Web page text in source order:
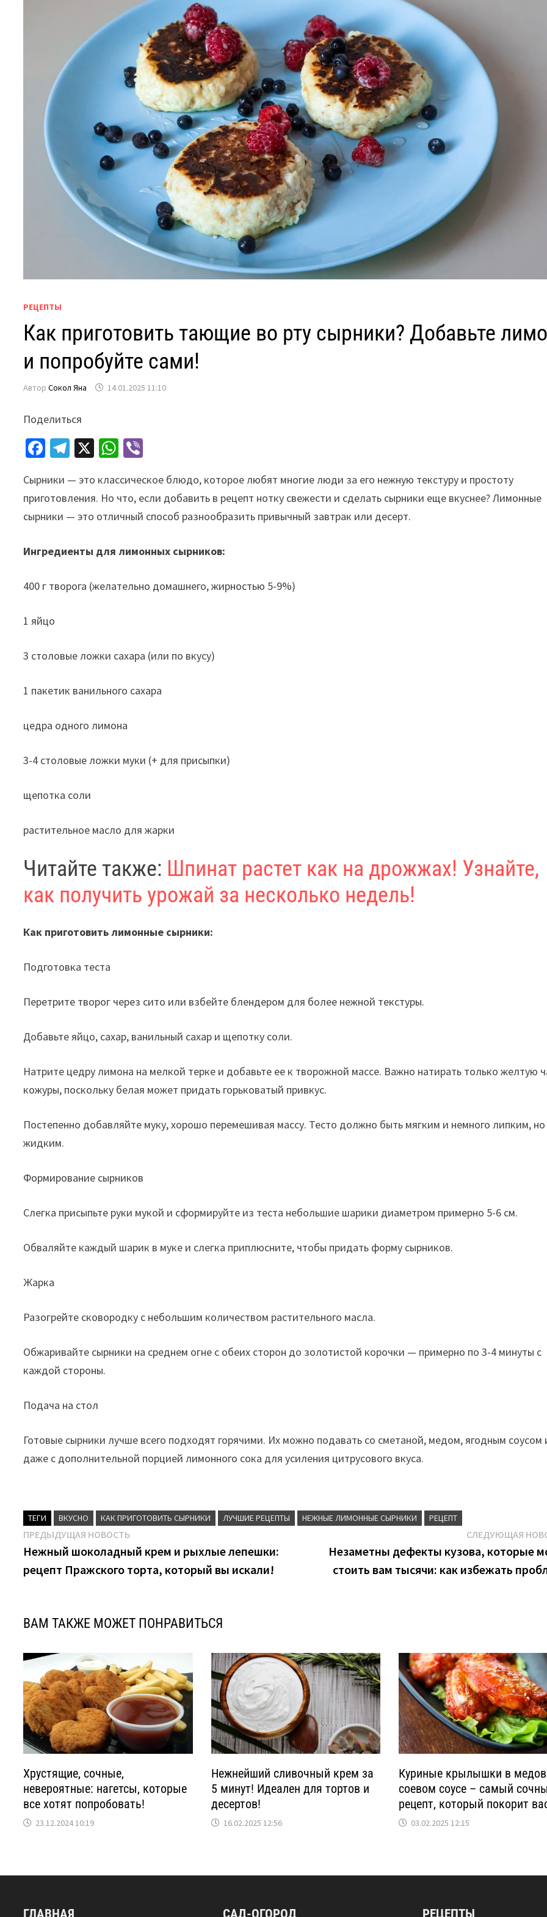
РЕЦЕПТЫ
Как приготовить тающие во рту сырники? Добавьте
и попробуйте сами!
АвторСокол Яна 14.01.2025 11:10
Поделиться
Fa
b
o
o
k
Te
gr
a
m
X
W
at
sA
p
p
er
Сырники — это классическое блюдо, которое любят многие люди за его нежную текстуру и простоту
приготовления. Но что, если добавить в рецепт нотку свежести и сделать сырники еще вкуснее? Лимонные
сырники — это отличный способ разнообразить привычный завтрак или десерт.
Ингредиенты для лимонных сырников:
400 г творога (желательно домашнего, жирностью 5-9%)
1 яйцо
3 столовые ложки сахара (или по вкусу)
1 пакетик ванильного сахара
цедра одного лимона
3-4 столовые ложки муки (+ для присыпки)
щепотка соли
растительное масло для жарки
Читайте также: Шпинат растет как на дрожжах! Узнайте,
как получить урожай за несколько недель!
Как приготовить лимонные сырники:
Подготовка теста
Перетрите творог через сито или взбейте блендером для более нежной текстуры.
Добавьте яйцо, сахар, ванильный сахар и щепотку соли.
Натрите цедру лимона на мелкой терке и добавьте ее к творожной массе. Важно натирать только желтую
кожуры, поскольку белая может придать горьковатый привкус.
Постепенно добавляйте муку, хорошо перемешивая массу. Тесто должно быть мягким и немного липким,
жидким.
Формирование сырников
Слегка присыпьте руки мукой и сформируйте из теста небольшие шарики диаметром примерно 5-6 см.
Обваляйте каждый шарик в муке и слегка приплюсните, чтобы придать форму сырников.
Жарка
Разогрейте сковородку с небольшим количеством растительного масла.
Обжаривайте сырники на среднем огне с обеих сторон до золотистой корочки — примерно по 3-4 минуты с
каждой стороны.
Подача на стол
Готовые сырники лучше всего подходят горячими. Их можно подавать со сметаной, медом, ягодным соусом
даже с дополнительной порцией лимонного сока для усиления цитрусового вкуса.
ТЕГИ ВКУСНО КАК ПРИГОТОВИТЬ СЫРНИКИ ЛУЧШИЕ РЕЦЕПТЫ НЕЖНЫЕ ЛИМОННЫЕ СЫРНИКИ РЕЦЕПТ
Навигация
по
записям
ПРЕДЫДУЩАЯ НОВОСТЬ
новость:
Нежный шоколадный крем и рыхлые лепешки:
рецепт Пражского торта, который вы искали!
СЛЕДУЮЩАЯ
Незаметны дефекты кузова, которые
стоить вам тысячи: как избежать
ВАМ ТАКЖЕ МОЖЕТ ПОНРАВИТЬСЯ
Хрустящие, сочные,
невероятные: нагетсы, которые
все хотят попробовать!
23.12.2024 10:19
Нежнейший сливочный крем за
5 минут! Идеален для тортов и
десертов!
16.02.2025 12:56
Куриные крылышки в
соевом соусе – самый
рецепт, который покорит
03.02.2025 12:15